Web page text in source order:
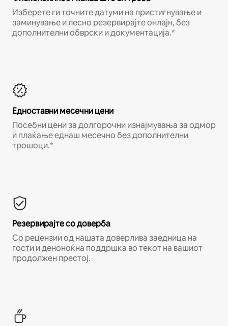
Изберете ги точните датуми на пристигнување и
заминување и лесно резервирајте онлајн, без
дополнителни обврски и документација.*
Едноставни месечни цени
Посебни цени за долгорочни изнајмувања за одмор
и плаќање еднаш месечно без дополнителни
трошоци.*
Резервирајте со доверба
Со рецензии од нашата доверлива заедница на
гости и деноноќна поддршка во текот на вашиот
продолжен престој.